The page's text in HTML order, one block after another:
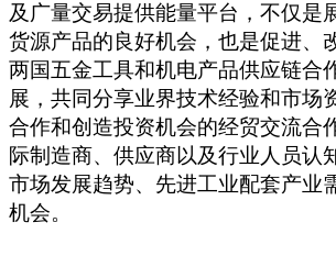
及广量交易提供能量平台，不仅是
货源产品的良好机会，也是促进、
两国五金工具和机电产品供应链合
展，共同分享业界技术经验和市场
合作和创造投资机会的经贸交流合
际制造商、供应商以及行业人员认
市场发展趋势、先进工业配套产业
机会。